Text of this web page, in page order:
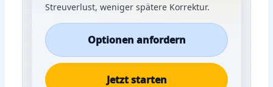
Streuverlust, weniger spätere Korrektur.
Optionen anfordern
Jetzt starten